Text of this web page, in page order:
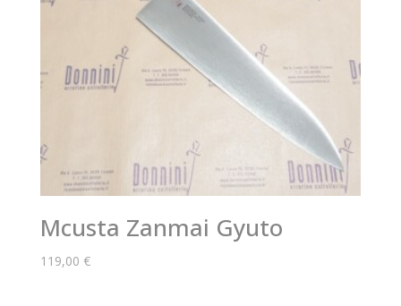
Mcusta Zanmai Gyuto
119,00 €